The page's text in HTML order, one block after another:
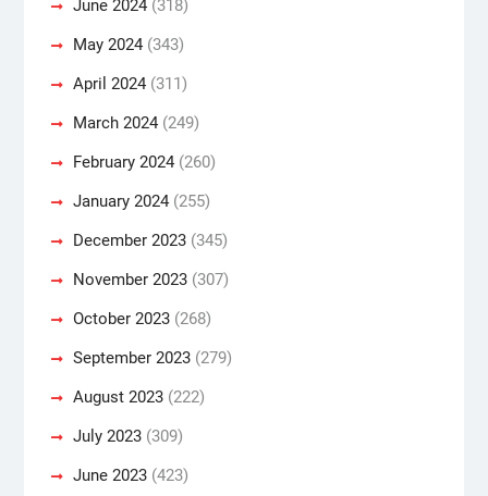
June 2024(318)
May 2024(343)
April 2024(311)
March 2024(249)
February 2024(260)
January 2024(255)
December 2023(345)
November 2023(307)
October 2023(268)
September 2023(279)
August 2023(222)
July 2023(309)
June 2023(423)